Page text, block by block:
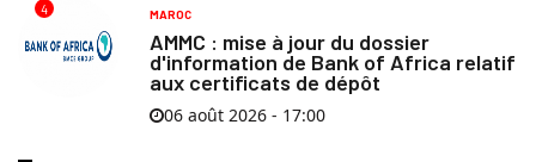
4 MAROC
AMMC : mise à jour du dossier
d'information de Bank of Africa relatif
aux certificats de dépôt
06 août 2026 - 17:00